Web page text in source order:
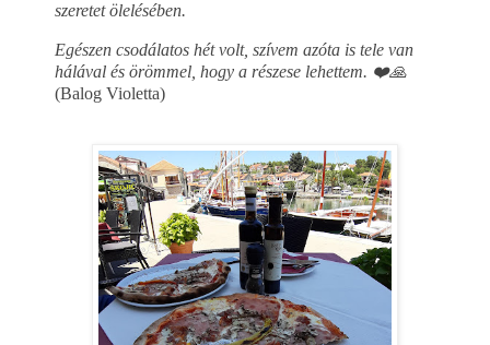
szeretet ölelésében.
Egészen csodálatos hét volt, szívem azóta is tele van
hálával és örömmel, hogy a részese lehettem. ❤️🙏
(Balog Violetta)